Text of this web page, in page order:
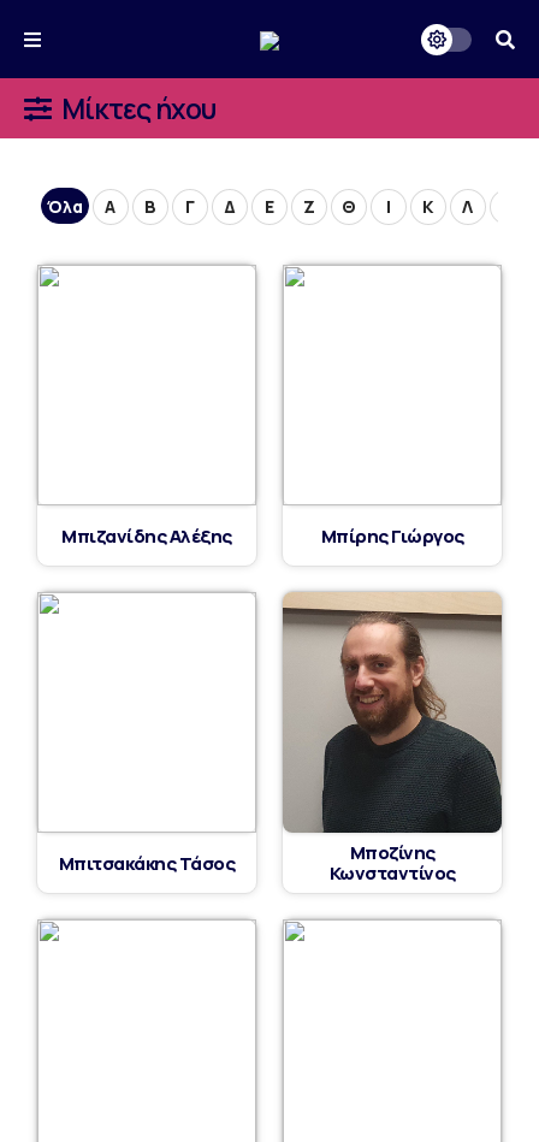
Μίκτες ήχου
Όλα Α Β Γ Δ Ε Ζ Θ Ι Κ Λ
Μπιζανίδης Αλέξης Μπίρης Γιώργος
Μπιτσακάκης Τάσος
Μποζίνης
Κωνσταντίνος